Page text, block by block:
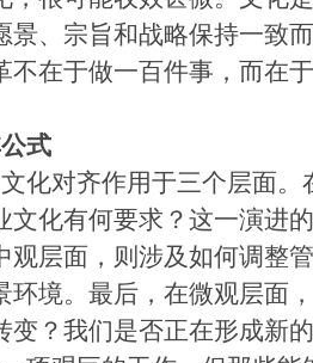
景、宗旨和战略保持一致
不在于做一百件事，而在
式
化对齐作用于三个层面
文化有何要求？这一演进
观层面，则涉及如何调整
环境。最后，在微观层面
变？我们是否正在形成新